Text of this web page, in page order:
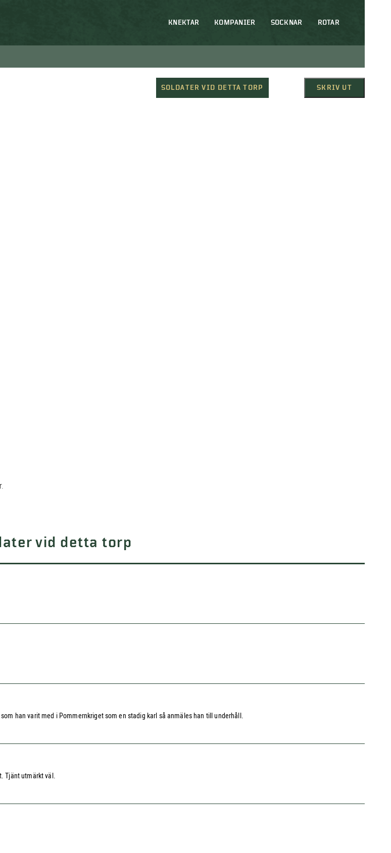
KNEKTAR KOMPANIER SOCKNAR ROTAR
SOLDATER VID DETTA TORP SKRIV UT
vid detta torp
han varit med i Pommernkriget som en stadig karl så anmäles han till underhåll.
Tjänt utmärkt väl.